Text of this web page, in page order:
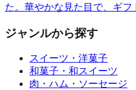
た。華やかな見た目で、ギフ
ジャンルから探す
スイーツ・洋菓子
和菓子・和スイーツ
肉・ハム・ソーセージ